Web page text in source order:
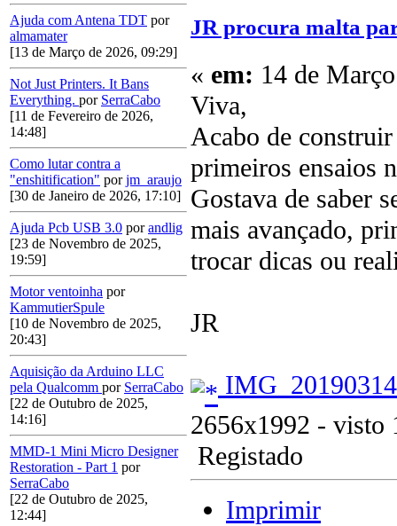
Ajuda com Antena TDT por
almamater
[13 de Março de 2026, 09:29]
Not Just Printers. It Bans
Everything. por SerraCabo
[11 de Fevereiro de 2026,
14:48]
Como lutar contra a
"enshitification" porjm_araujo
[30 de Janeiro de 2026, 17:10]
Ajuda Pcb USB 3.0 porandlig
[23 de Novembro de 2025,
19:59]
Motor ventoinha por
KammutierSpule
[10 de Novembro de 2025,
20:43]
Aquisição da Arduino LLC
pela Qualcomm por SerraCabo
[22 de Outubro de 2025,
14:16]
MMD-1 Mini Micro Designer
Restoration - Part 1 por
SerraCabo
[22 de Outubro de 2025,
12:44]
JR procura malta
« em: 14 de
Viva,
Acabo de
primeiros ensaios
Gostava de saber
mais avançado,
trocar dicas ou
JR
2656x1992 - visto
Registado
Imprimir